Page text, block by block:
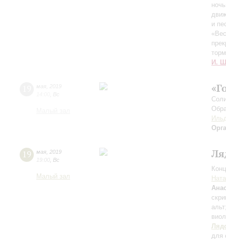
и
И.
19 мая 2019
19:00 Вс
Малый зал
для